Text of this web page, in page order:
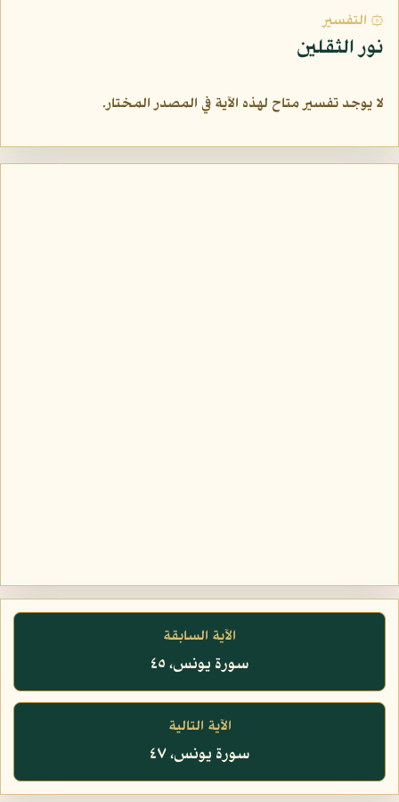
۞ التفسير
نور الثقلين
لا يوجد تفسير متاح لهذه الآية في المصدر المختار.
الآية السابقة
سورة يونس، ٤٥
الآية التالية
سورة يونس، ٤٧